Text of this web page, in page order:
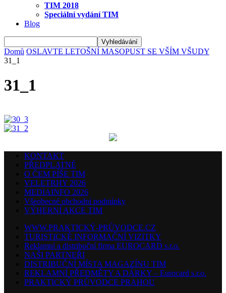
TIM 2018
Speciální vydání TIM
Blog
Domů OSLAVTE LETOŠNÍ MASOPUST SE VŠÍM VŠUDY
31_1
31_1
KONTAKT
PŘEDPLATNÉ
O ČEM PÍŠE TIM
VELETRHY 2026
MEDIAINFO 2026
Všeobecné obchodní podmínky
VÝHERNÍ AKCE TIM
WWW.PRAKTICKÝ-PRŮVODCE.CZ
TURISTICKÉ INFORMAČNÍ VIZITKY
Reklamní a distribuční firma EUROCARD s.r.o.
NAŠI PARTNEŘI
DISTRIBUČNÍ MÍSTA MAGAZÍNU TIM
REKLAMNÍ PŘEDMĚTY A DÁRKY – Eurocard s.r.o.
PRAKTICKÝ PRŮVODCE PRAHOU